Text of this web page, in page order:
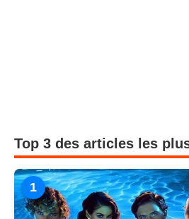
Top 3 des articles les
1